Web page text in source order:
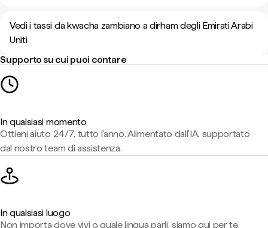
Vedi i tassi da kwacha zambiano a dirham degli Emirati Arabi
Uniti
Supporto su cui puoi contare
In qualsiasi momento
Ottieni aiuto 24/7, tutto l'anno. Alimentato dall'IA, supportato
dal nostro team di assistenza.
In qualsiasi luogo
Non importa dove vivi o quale lingua parli, siamo qui per te.